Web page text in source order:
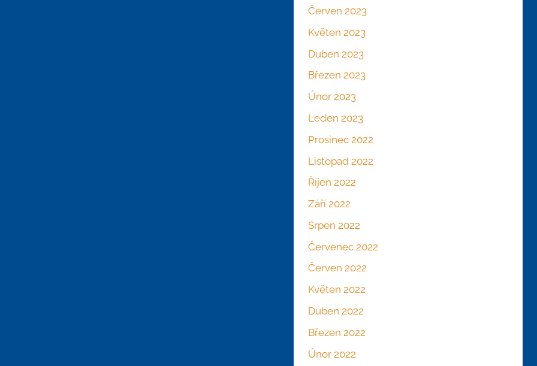
Červen 2023
Květen 2023
Duben 2023
Březen 2023
Únor 2023
Leden 2023
Prosinec 2022
Listopad 2022
Říjen 2022
Září 2022
Srpen 2022
Červenec 2022
Červen 2022
Květen 2022
Duben 2022
Březen 2022
Únor 2022